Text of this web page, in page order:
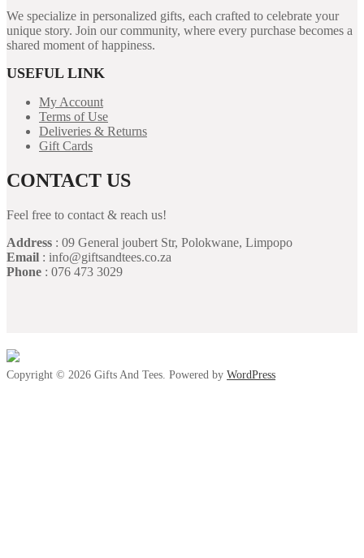
We specialize in personalized gifts, each crafted to celebrate your
unique story. Join our community, where every purchase becomes a
shared moment of happiness.
USEFUL LINK
My Account
Terms of Use
Deliveries & Returns
Gift Cards
CONTACT US
Feel free to contact & reach us!
Address : 09 General joubert Str, Polokwane, Limpopo
Email : info@giftsandtees.co.za
Phone : 076 473 3029
Copyright © 2026 Gifts And Tees. Powered by WordPress